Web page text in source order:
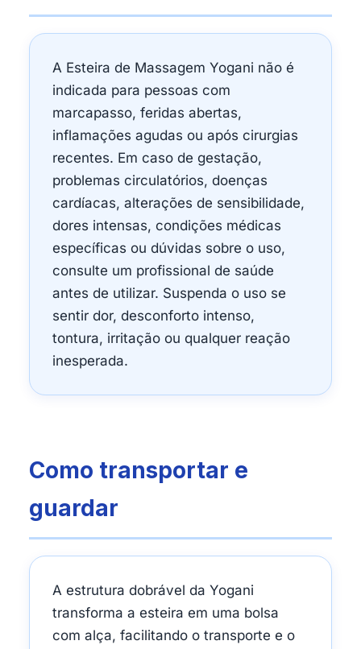
A Esteira de Massagem Yogani não é
indicada para pessoas com
marcapasso, feridas abertas,
inflamações agudas ou após cirurgias
recentes. Em caso de gestação,
problemas circulatórios, doenças
cardíacas, alterações de sensibilidade,
dores intensas, condições médicas
específicas ou dúvidas sobre o uso,
consulte um profissional de saúde
antes de utilizar. Suspenda o uso se
sentir dor, desconforto intenso,
tontura, irritação ou qualquer reação
inesperada.
Como transportar e
guardar
A estrutura dobrável da Yogani
transforma a esteira em uma bolsa
com alça, facilitando o transporte e o